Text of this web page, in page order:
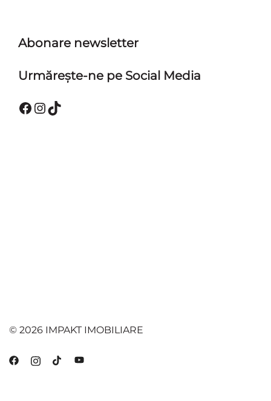
Abonare newsletter
Urmărește-ne pe Social Media
Facebook
Instagram
TikTok
© 2026 IMPAKT IMOBILIARE